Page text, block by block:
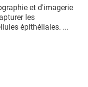
et d'imagerie
les
épithéliales. ...